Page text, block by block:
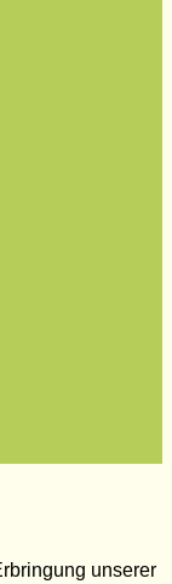
unserer